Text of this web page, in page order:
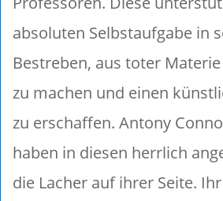
absoluten Selbstaufgabe in
Bestreben, aus toter
zu machen und einen
zu erschaffen. Antony
haben in diesen herrlich
die Lacher auf ihrer Seite. Ihr